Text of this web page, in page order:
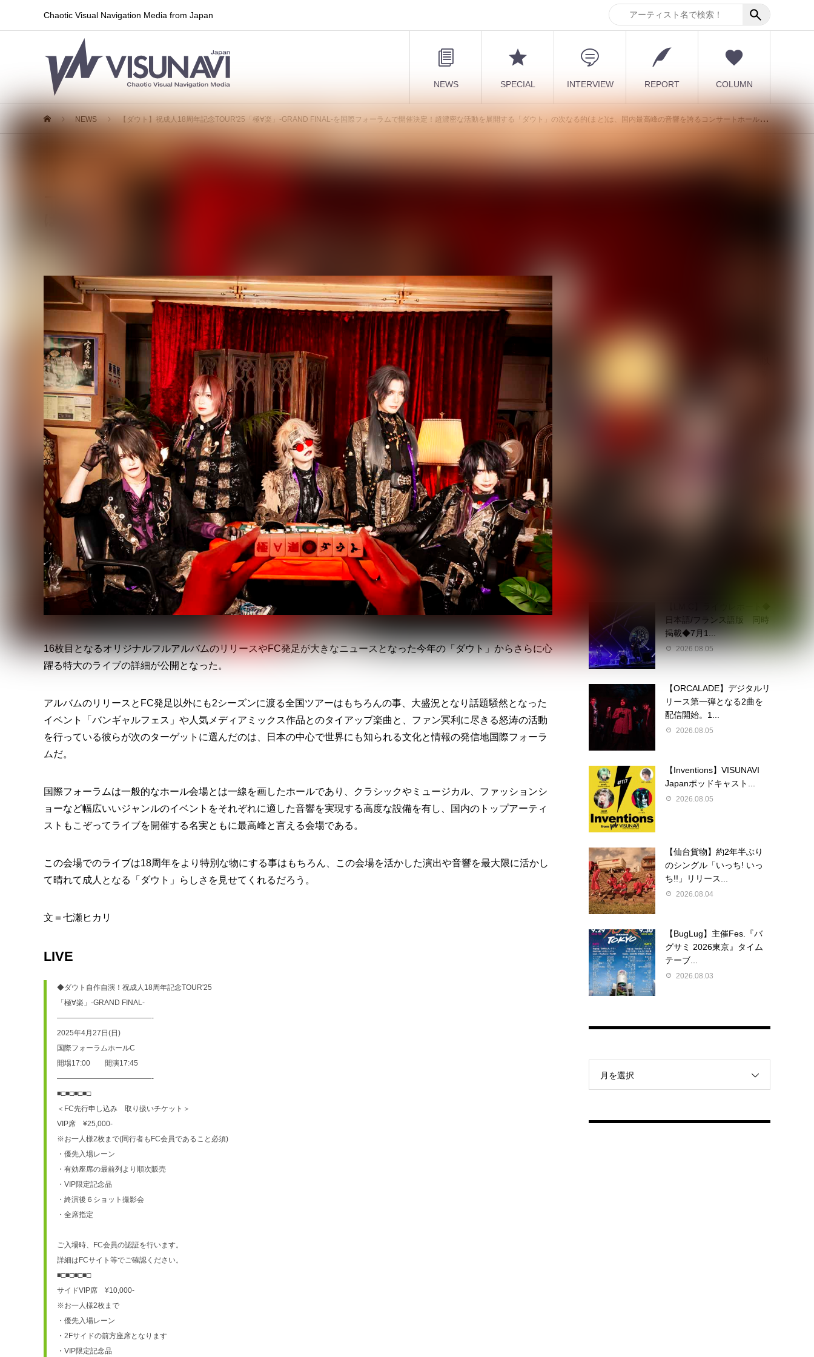
Chaotic Visual Navigation Media from Japan
NEWS SPECIAL INTERVIEW REPORT COLUMN
NEWS 【ダウト】祝成人18周年記念TOUR'25「極∀楽」-GRAND FINAL-を国際フォーラムで開催決定！超濃密な活動を展開する「ダウト」の次なる的(まと)は、国内最高峰の音響を誇るコンサートホールで魅せるエンタメショー！！
【ダウト】祝成人18周年記念TOUR'25「極∀楽」-GRAND FINAL-を国際フォ
16枚目となるオリジナルフルアルバムのリリースやFC発足が大きなニュースとなった今年の「ダウト」からさらに心
躍る特大のライブの詳細が公開となった。
アルバムのリリースとFC発足以外にも2シーズンに渡る全国ツアーはもちろんの事、大盛況となり話題騒然となった
イベント「バンギャルフェス」や人気メディアミックス作品とのタイアップ楽曲と、ファン冥利に尽きる怒涛の活動
を行っている彼らが次のターゲットに選んだのは、日本の中心で世界にも知られる文化と情報の発信地国際フォーラ
ムだ。
国際フォーラムは一般的なホール会場とは一線を画したホールであり、クラシックやミュージカル、ファッションシ
ョーなど幅広いいジャンルのイベントをそれぞれに適した音響を実現する高度な設備を有し、国内のトップアーティ
ストもこぞってライブを開催する名実ともに最高峰と言える会場である。
この会場でのライブは18周年をより特別な物にする事はもちろん、この会場を活かした演出や音響を最大限に活かし
て晴れて成人となる「ダウト」らしさを見せてくれるだろう。
文＝七瀬ヒカリ
LIVE
◆ダウト自作自演！祝成人18周年記念TOUR'25
「極∀楽」-GRAND FINAL-
—————————————-
2025年4月27日(日)
国際フォーラムホールC
開場17:00　　開演17:45
—————————————-
■□■□■□■□
＜FC先行申し込み　取り扱いチケット＞
VIP席　¥25,000-
※お一人様2枚まで(同行者もFC会員であること必須)
・優先入場レーン
・有効座席の最前列より順次販売
・VIP限定記念品
・終演後６ショット撮影会
・全席指定
ご入場時、FC会員の認証を行います。
詳細はFCサイト等でご確認ください。
■□■□■□■□
サイドVIP席　¥10,000-
※お一人様2枚まで
・優先入場レーン
・2Fサイドの前方座席となります
・VIP限定記念品
日本語/フランス語版 同時
掲載◆7月1...
2026.08.05
【ORCALADE】デジタルリ
リース第一弾となる2曲を
配信開始。1...
2026.08.05
【Inventions】VISUNAVI
Japanポッドキャスト...
2026.08.05
【仙台貨物】約2年半ぶり
のシングル「いっち! いっ
ち!!」リリース...
2026.08.04
【BugLug】主催Fes.『バ
グサミ 2026東京』タイム
テーブ...
2026.08.03
月を選択